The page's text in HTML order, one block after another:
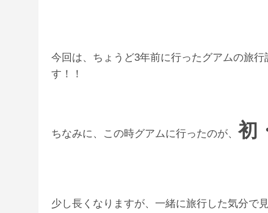
今回は、ちょうど3年前に行ったグアムの旅
す！！
ちなみに、この時グアムに行ったのが、初
少し長くなりますが、一緒に旅行した気分で